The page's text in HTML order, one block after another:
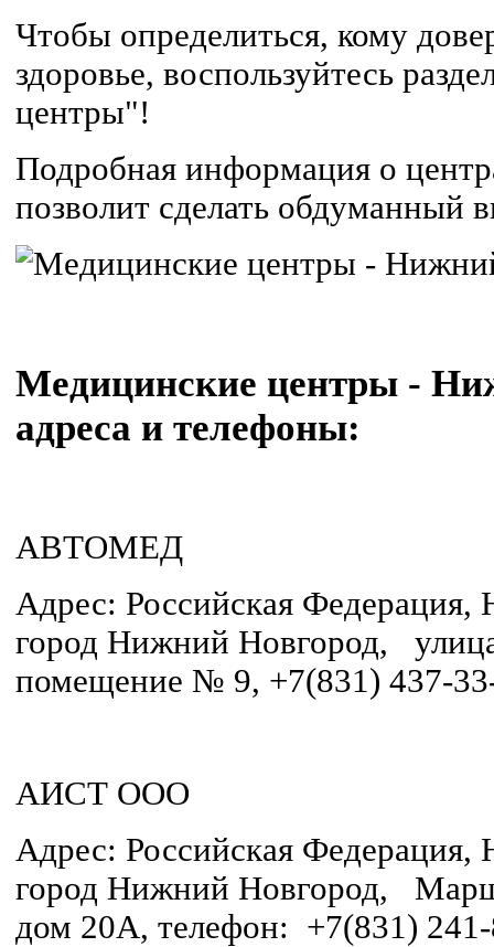
Чтобы определиться, кому
здоровье, воспользуйтесь
центры"!
Подробная информация о
позволит сделать обдуманный
Медицинские центры -
адреса и телефоны:
АВТОМЕД
Адрес: Российская Федерация,
город Нижний Новгород,
помещение № 9, +7(831) 437-
АИСТ ООО
Адрес: Российская Федерация,
город Нижний Новгород,
дом 20А, телефон: +7(831)